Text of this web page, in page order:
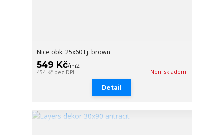
Nice obk. 25x60 I.j. brown
549 Kč/m2
454 Kč bez DPH Není skladem
Detail